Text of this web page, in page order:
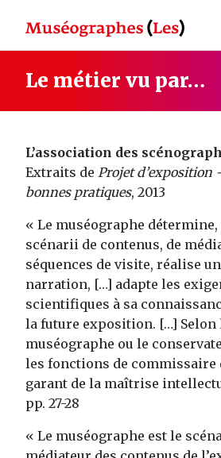
content
Le métier vu par…
L’association des
Extraits de Projet d’exposition
bonnes pratiques, 2013
« Le muséographe détermine,
scénarii de contenus, de
séquences de visite, réalise
narration, […] adapte les
scientifiques à sa
la future exposition. […] Selon
muséographe ou le
les fonctions de commissaire
garant de la maîtrise
pp. 27-28
« Le muséographe est le